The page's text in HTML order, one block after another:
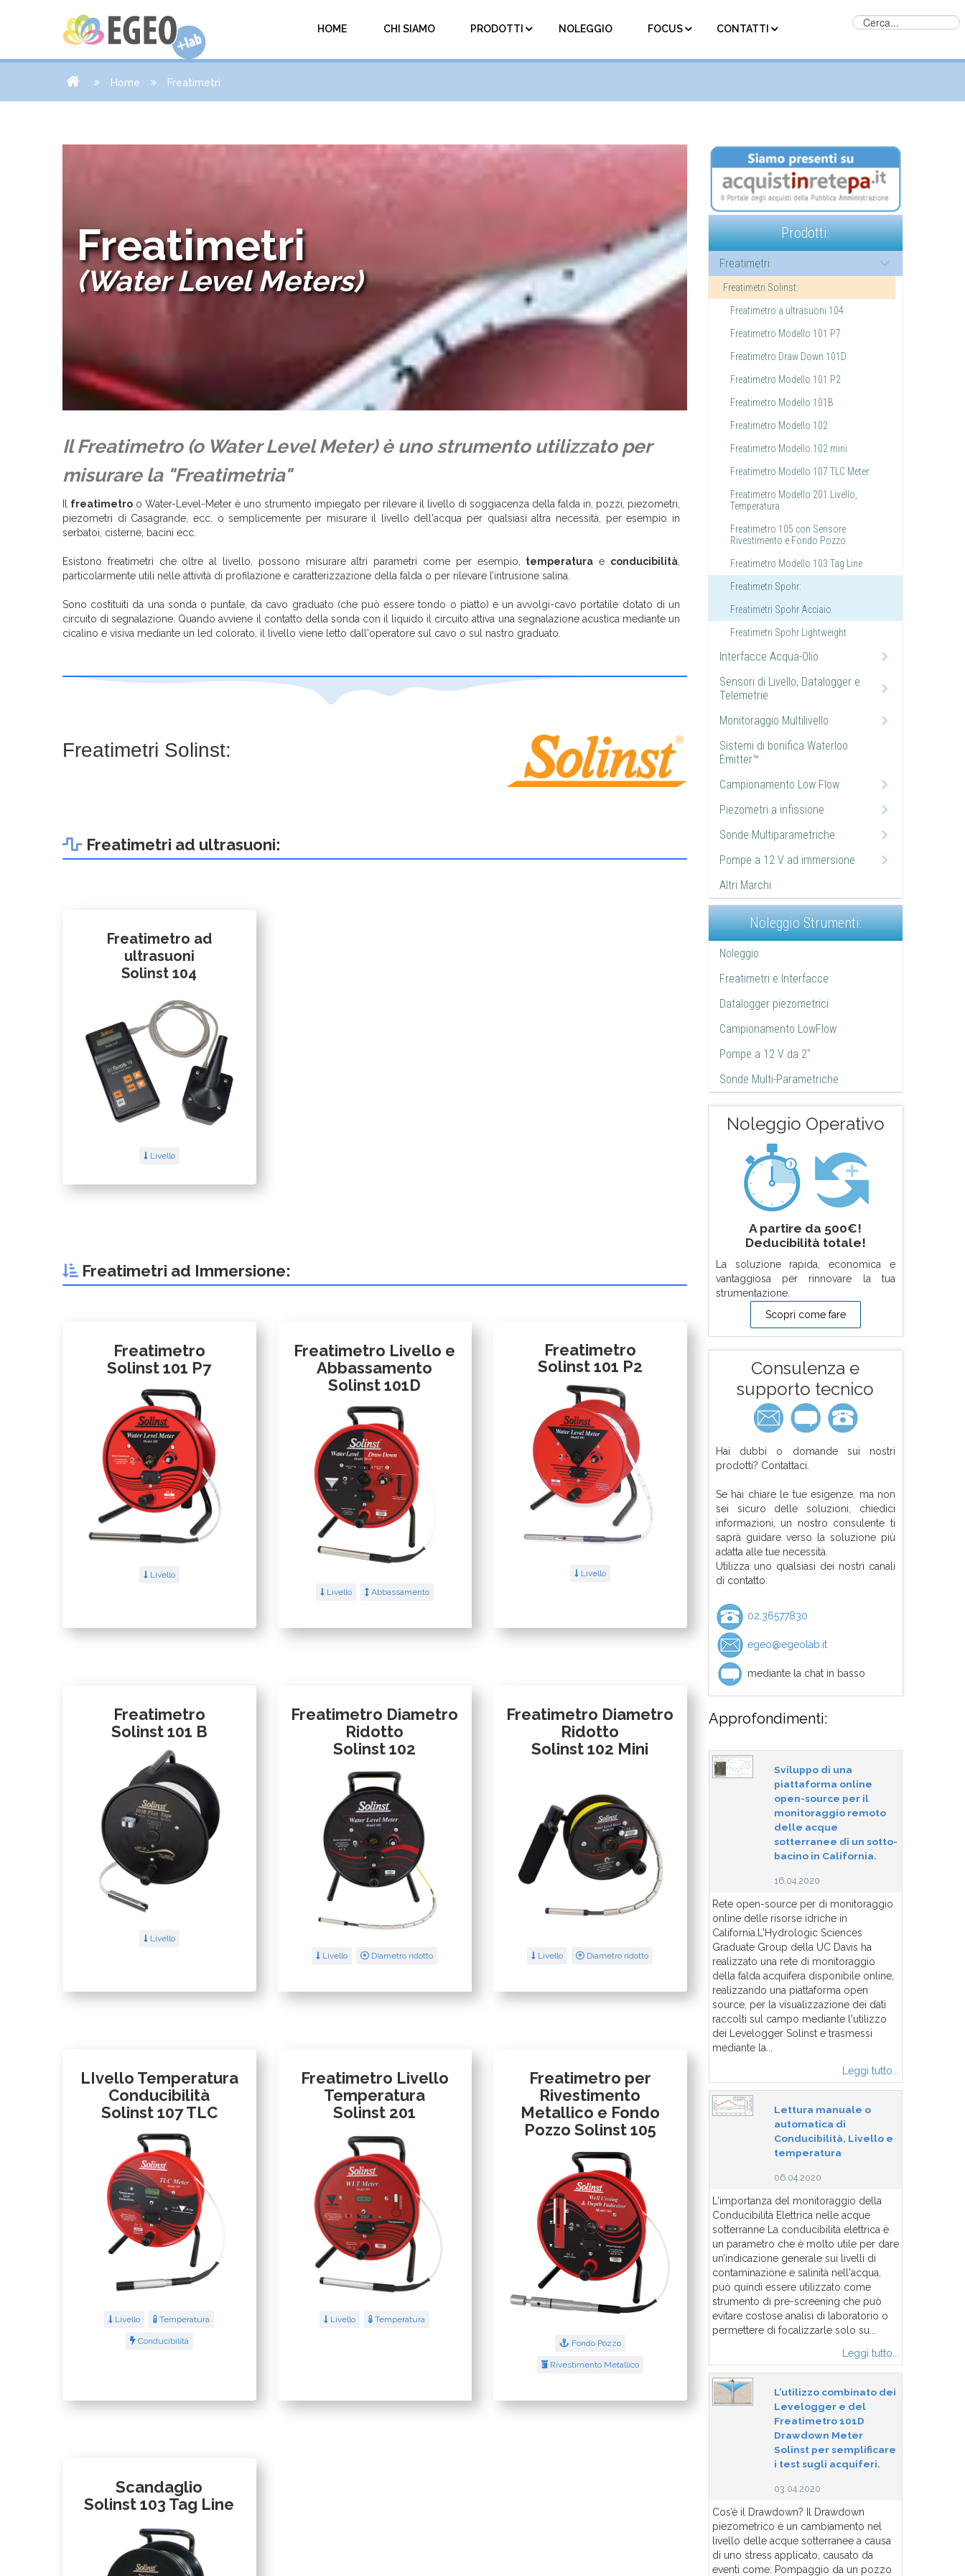
HOME CHI SIAMO PRODOTTI NOLEGGIO FOCUS CONTATTI
Home Freatimetri
Freatimetri
(Water Level Meters)
Il Freatimetro (o Water Level Meter) è uno strumento utilizzato per
misurare la "Freatimetria"
freatimetro o Water-Level-Meter è uno strumento impiegato per rilevare il livello di soggiacenza della falda in, pozzi, piezometri,
piezometri di Casagrande, ecc. o semplicemente per misurare il livello dell'acqua per qualsiasi altra necessità, per esempio in
serbatoi, cisterne, bacini ecc.
Esistono freatimetri che oltre al livello, possono misurare altri parametri come per esempio, temperatura e conducibilità
particolarmente utili nelle attività di profilazione e caratterizzazione della falda o per rilevare l’intrusione salina.
Sono costituiti da una sonda o puntale, da cavo graduato (che può essere tondo o piatto) e un avvolgi-cavo portatile dotato di un
circuito di segnalazione. Quando avviene il contatto della sonda con il liquido il circuito attiva una segnalazione acustica mediante un
cicalino e visiva mediante un led colorato, il livello viene letto dall'operatore sul cavo o sul nastro graduato.
Freatimetri Solinst:
Freatimetri ad ultrasuoni:
Freatimetro ad
ultrasuoni
Solinst 104
Livello
Freatimetri ad Immersione:
Freatimetro
Solinst 101 P7
Livello
Freatimetro Livello e
Abbassamento
Solinst 101D
Livello Abbassamento
Freatimetro
Solinst 101 P2
Livello
Freatimetro
Solinst 101 B
Livello
Freatimetro Diametro
Ridotto
Solinst 102
Livello Diametro ridotto
Freatimetro Diametro
Ridotto
Solinst 102 Mini
Livello Diametro ridotto
LIvello Temperatura
Conducibilità
Solinst 107 TLC
Livello Temperatura
Conducibilità
Freatimetro Livello
Temperatura
Solinst 201
Livello Temperatura
Freatimetro per
Rivestimento
Metallico e Fondo
Pozzo Solinst 105
Fondo Pozzo
Rivestimento Metallico
Scandaglio
Solinst 103 Tag Line
Prodotti:
Freatimetri
Freatimetri Solinst:
Freatimetro a ultrasuoni 104
Freatimetro Modello 101 P7
Freatimetro Draw Down 101D
Freatimetro Modello 101 P2
Freatimetro Modello 101B
Freatimetro Modello 102
Freatimetro Modello 102 mini
Freatimetro Modello 107 TLC Meter
Freatimetro Modello 201 Livello,
Temperatura
Freatimetro 105 con Sensore
Rivestimento e Fondo Pozzo
Freatimetro Modello 103 Tag Line
Freatimetri Spohr:
Freatimetri Spohr Acciaio
Freatimetri Spohr Lightweight
Interfacce Acqua-Olio
Sensori di Livello, Datalogger e
Telemetrie
Monitoraggio Multilivello
Sistemi di bonifica Waterloo
Emitter™
Campionamento Low Flow
Piezometri a infissione
Sonde Multiparametriche
Pompe a 12 V ad immersione
Altri Marchi
Noleggio Strumenti:
Noleggio
Freatimetri e Interfacce
Datalogger piezometrici
Campionamento LowFlow
Pompe a 12 V da 2"
Sonde Multi-Parametriche
Noleggio Operativo
A partire da 500€!
Deducibilità totale!
La soluzione rapida, economica e
vantaggiosa per rinnovare la tua
strumentazione.
Scopri come fare
Consulenza e
supporto tecnico
Hai dubbi o domande sui nostri
prodotti? Contattaci.
Se hai chiare le tue esigenze, ma non
sei sicuro delle soluzioni, chiedici
informazioni, un nostro consulente ti
saprà guidare verso la soluzione più
adatta alle tue necessità.
Utilizza uno qualsiasi dei nostri canali
di contatto:
02.36577830
egeo@egeolab.it
mediante la chat in basso
Approfondimenti:
Sviluppo di una
piattaforma online
open-source per il
monitoraggio remoto
delle acque
sotterranee di un sotto-
bacino in California.
16.04.2020
Rete open-source per di monitoraggio
online delle risorse idriche in
California.L'Hydrologic Sciences
Graduate Group della UC Davis ha
realizzato una rete di monitoraggio
della falda acquifera disponibile online,
realizzando una piattaforma open
source, per la visualizzazione dei dati
raccolti sul campo mediante l'utilizzo
dei Levelogger Solinst e trasmessi
mediante la...
Leggi tutto...
Lettura manuale o
automatica di
Conducibilità, Livello e
temperatura
06.04.2020
L'importanza del monitoraggio della
Conducibilità Elettrica nelle acque
sotterranne La conducibilità elettrica è
un parametro che è molto utile per dare
un’indicazione generale sui livelli di
contaminazione e salinità nell'acqua,
può quindi essere utilizzato come
strumento di pre-screening che può
evitare costose analisi di laboratorio o
permettere di focalizzarle solo su...
Leggi tutto...
L’utilizzo combinato dei
Levelogger e del
Freatimetro 101D
Drawdown Meter
Solinst per semplificare
i test sugli acquiferi.
03.04.2020
Cos’è il Drawdown? Il Drawdown
piezometrico è un cambiamento nel
livello delle acque sotterranee a causa
di uno stress applicato, causato da
eventi come: Pompaggio da un pozzo